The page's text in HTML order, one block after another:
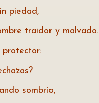
piedad,
traidor y malvado.
protector:
sombrío,